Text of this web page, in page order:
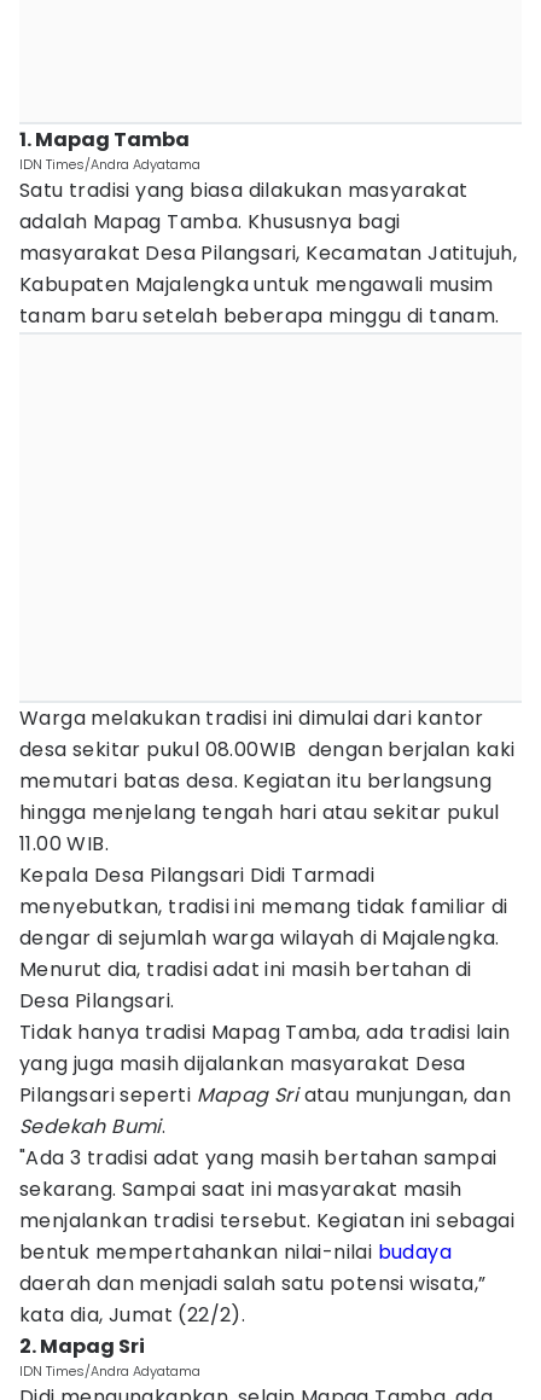
1. Mapag Tamba
IDN Times/Andra Adyatama
Satu tradisi yang biasa dilakukan masyarakat
adalah Mapag Tamba. Khususnya bagi
masyarakat Desa Pilangsari, Kecamatan Jatitujuh,
Kabupaten Majalengka untuk mengawali musim
tanam baru setelah beberapa minggu di tanam.
Warga melakukan tradisi ini dimulai dari kantor
desa sekitar pukul 08.00WIB dengan berjalan kaki
memutari batas desa. Kegiatan itu berlangsung
hingga menjelang tengah hari atau sekitar pukul
11.00 WIB.
Kepala Desa Pilangsari Didi Tarmadi
menyebutkan, tradisi ini memang tidak familiar di
dengar di sejumlah warga wilayah di Majalengka.
Menurut dia, tradisi adat ini masih bertahan di
Desa Pilangsari.
Tidak hanya tradisi Mapag Tamba, ada tradisi lain
yang juga masih dijalankan masyarakat Desa
Pilangsari seperti Mapag Sriatau munjungan, dan
Sedekah Bumi.
"Ada 3 tradisi adat yang masih bertahan sampai
sekarang. Sampai saat ini masyarakat masih
menjalankan tradisi tersebut. Kegiatan ini sebagai
bentuk mempertahankan nilai-nilai budaya
daerah dan menjadi salah satu potensi wisata,”
kata dia, Jumat (22/2).
2. Mapag Sri
IDN Times/Andra Adyatama